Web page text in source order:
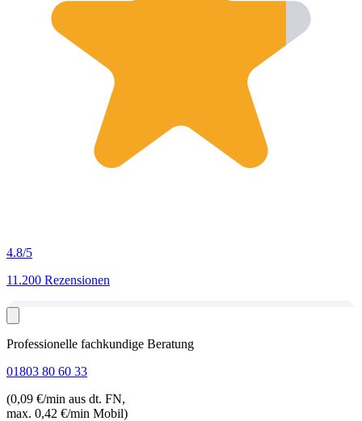
4.8/5
11.200 Rezensionen
Professionelle fachkundige Beratung
01803 80 60 33
(0,09 €/min aus dt. FN,
max. 0,42 €/min Mobil)